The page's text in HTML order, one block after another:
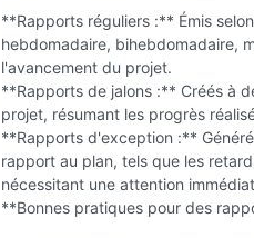
**Rapports réguliers :** Émis
hebdomadaire, bihebdomadaire,
l'avancement du projet.
**Rapports de jalons :** Créés à
projet, résumant les progrès
**Rapports d'exception :**
rapport au plan, tels que les
nécessitant une attention
**Bonnes pratiques pour des